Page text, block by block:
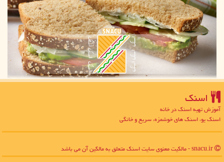
اسنك
آموزش تهیه اسنک در خانه
اسنک یو، اسنک های خوشمزه، سریع و خانگی